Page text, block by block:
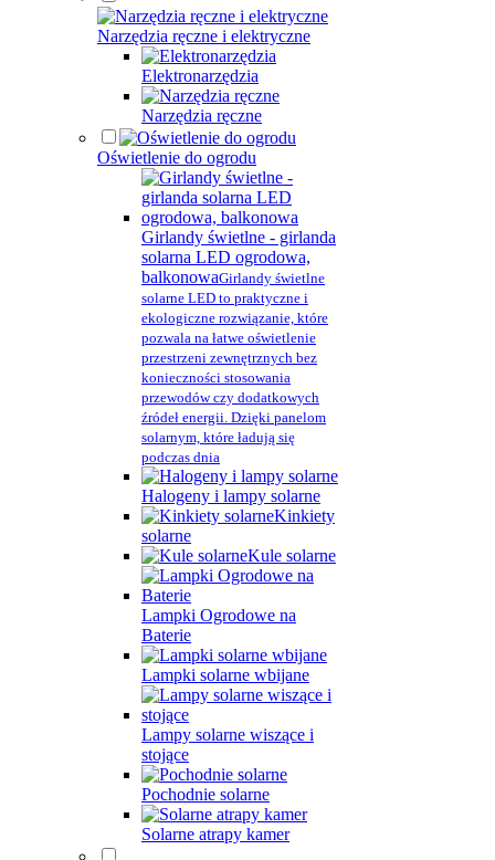
Narzędzia ręczne i elektryczne
Elektronarzędzia
Narzędzia ręczne
Oświetlenie do ogrodu
Girlandy świetlne - girlanda
solarna LED ogrodowa,
balkonowaGirlandy świetlne
solarne LED to praktyczne i
ekologiczne rozwiązanie, które
pozwala na łatwe oświetlenie
przestrzeni zewnętrznych bez
konieczności stosowania
przewodów czy dodatkowych
źródeł energii. Dzięki panelom
solarnym, które ładują się
podczas dnia
Halogeny i lampy solarne
Kinkiety
solarne
Kule solarne
Lampki Ogrodowe na
Baterie
Lampki solarne wbijane
Lampy solarne wiszące i
stojące
Pochodnie solarne
Solarne atrapy kamer